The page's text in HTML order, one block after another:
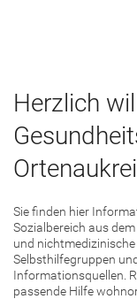
Herzlich
Sie finden hier
Sozialbereich aus
und
Selbsthilfegruppen
Informationsquellen.
passende Hilfe